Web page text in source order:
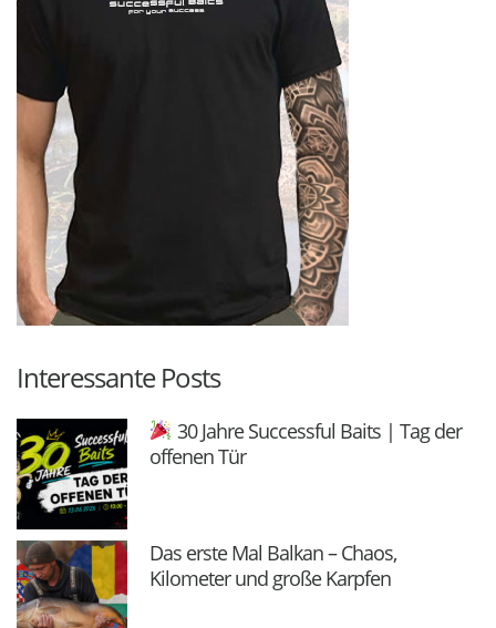
Interessante Posts
30 Jahre Successful Baits | Tag der
offenen Tür
Das erste Mal Balkan – Chaos,
Kilometer und große Karpfen